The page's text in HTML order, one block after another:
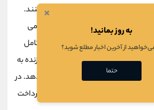
و به عنوان یک مبادله موثر عمل می کنند.
سفارشات سازنده پخش شده در شبکه می
کند. برای اینکه یک معامله به طور کامل
باید سفارش را با ارسال امضای سازنده به
هوشمند غیرمتمرکز صرافی انجام دهد. در
غرامت تسهیل این مبادله ، به یک رلهر هزینه ای در ZRX پرداخت
×
به روز بمانید!
می‌خواهید از آخرین اخبار مطلع شوید؟
حتما